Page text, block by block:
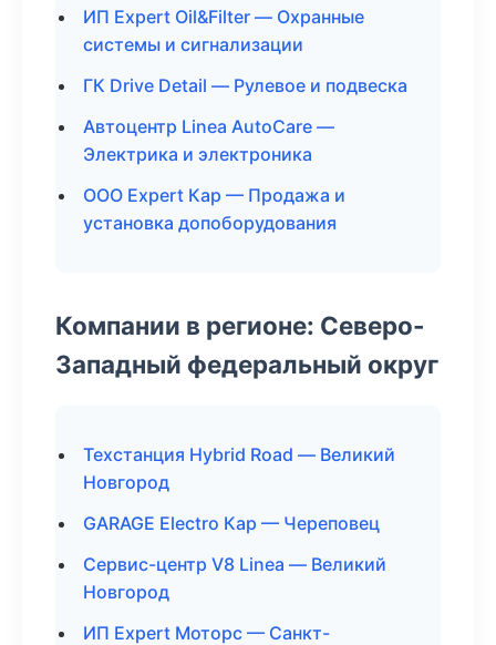
ИП Expert Oil&Filter — Охранные
системы и сигнализации
ГК Drive Detail — Рулевое и подвеска
Автоцентр Linea AutoCare —
Электрика и электроника
ООО Expert Кар — Продажа и
установка допоборудования
Компании в регионе: Северо-
Западный федеральный округ
Техстанция Hybrid Road — Великий
Новгород
GARAGE Electro Кар — Череповец
Сервис-центр V8 Linea — Великий
Новгород
ИП Expert Моторс — Санкт-